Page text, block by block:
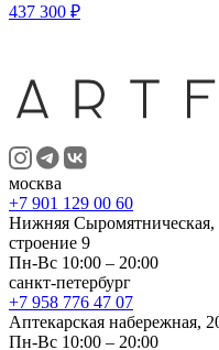
437 300 ₽
москва
+7 901 129 00 60
Нижняя Сыромятническая,
строение 9
Пн-Вс 10:00 – 20:00
санкт-петербург
+7 958 776 47 07
Аптекарская набережная,
Пн-Вс 10:00 – 20:00